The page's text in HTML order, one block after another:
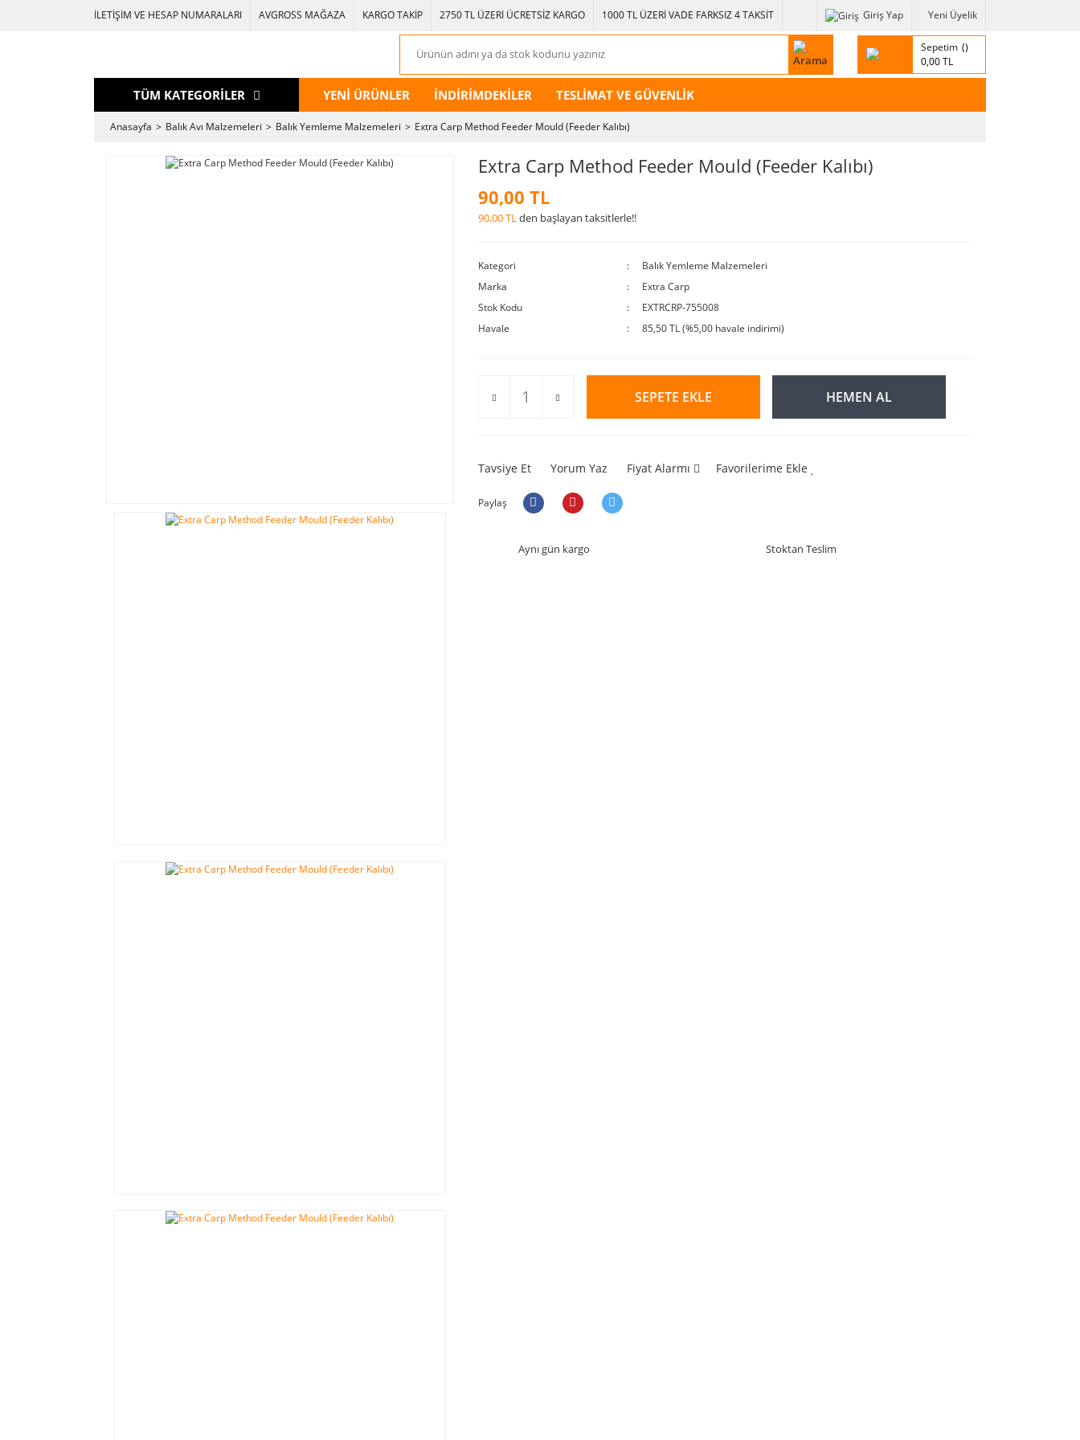
İLETİŞİM VE HESAP NUMARALARI AVGROSS MAĞAZA KARGO TAKİP 2750 TL ÜZERİ ÜCRETSİZ KARGO 1000 TL ÜZERİ VADE FARKSIZ 4 TAKSİT Giriş Yap Yeni Üyelik
Sepetim
0,00 TL
TÜM KATEGORİLER YENİ ÜRÜNLER İNDİRİMDEKİLER TESLİMAT VE GÜVENLİK
Anasayfa Balık Avı Malzemeleri Balık Yemleme Malzemeleri Extra Carp Method Feeder Mould (Feeder Kalıbı)
Extra Carp Method Feeder Mould (Feeder Kalıbı)
90,00 TL
90,00 TLden başlayan taksitlerle!!
Kategori
Balık Yemleme Malzemeleri
Marka
Extra Carp
Stok Kodu
EXTRCRP-755008
Havale
85,50 TL (%5,00 havale indirimi)
SEPETE EKLE HEMEN AL
Tavsiye Et Yorum Yaz Fiyat Alarmı Favorilerime Ekle
Paylaş
Aynı gün kargo Stoktan Teslim